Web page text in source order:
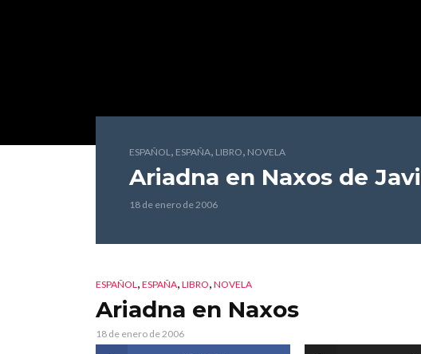
ESPAÑOL, ESPAÑA, LIBRO, NOVELA
Ariadna en Naxos de
18 de enero de 2006
ESPAÑOL, ESPAÑA, LIBRO, NOVELA
Ariadna en Naxos
18 de enero de 2006